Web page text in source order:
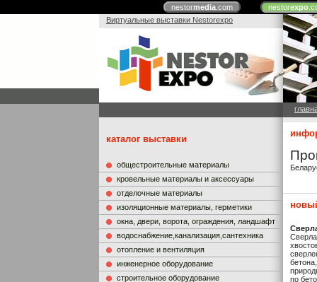
nestormedia.com nestorexpo
Виртуальные выставки Nestorexpo
каталог выставки
общестроительные материалы
кровельные материалы и аксессуары
отделочные материалы
изоляционные материалы, герметики
окна, двери, ворота, ограждения, ландшафт
водоснабжение,канализация,сантехника
отопление и вентиляция
инженерное оборудование
строительное оборудование
по